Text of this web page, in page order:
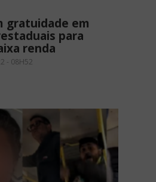
gratuidade em
para
renda
- 08H52